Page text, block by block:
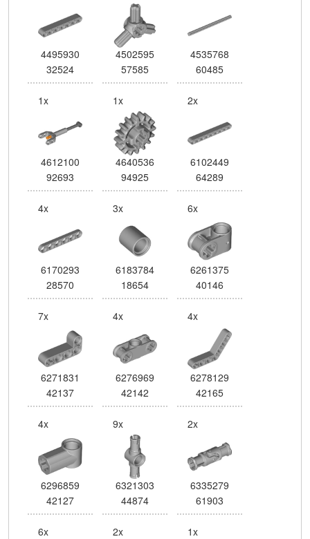
4495930
32524
4502595
57585
4535768
60485
1x
4612100
92693
1x
4640536
94925
2x
6102449
64289
4x
6170293
28570
3x
6183784
18654
6x
6261375
40146
7x
6271831
42137
4x
6276969
42142
4x
6278129
42165
4x
6296859
42127
9x
6321303
44874
2x
6335279
61903
6x 2x 1x